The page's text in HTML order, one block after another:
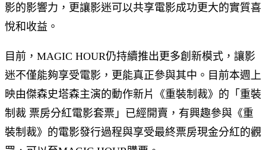
影的影響力，更讓影迷可以共享電影成功更大的實質喜
悅和收益。
目前，MAGIC HOUR仍持續推出更多創新模式，讓影
迷不僅能夠享受電影，更能真正參與其中。目前本週上
映由傑森史塔森主演的動作新片《重裝制裁》的「重裝
制裁 票房分紅電影套票」已經開賣，有興趣參與《重
裝制裁》的電影發行過程與享受最終票房現金分紅的觀